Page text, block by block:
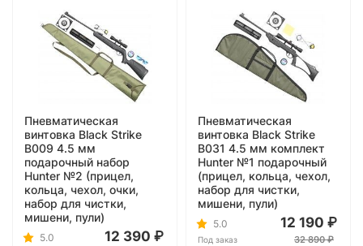
Пневматическая
винтовка Black Strike
B009 4.5 мм
подарочный набор
Hunter №2 (прицел,
кольца, чехол, очки,
набор для чистки,
мишени, пули)
5.0 12 390
Пневматическая
винтовка Black Strike
B031 4.5 мм комплект
Hunter №1 подарочный
(прицел, кольца, чехол,
набор для чистки,
мишени, пули)
5.0
Под заказ
12 190
32 890